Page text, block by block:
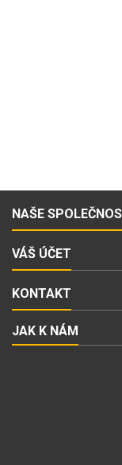
NAŠE
VÁŠ ÚČET
KONTAKT
JAK K NÁM